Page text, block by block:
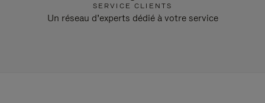
SERVICE CLIENTS
Un réseau d’experts dédié à votre service